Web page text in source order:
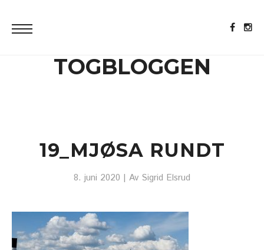
TOGBLOGGEN
19_MJØSA RUNDT
8. juni 2020 | Av Sigrid Elsrud